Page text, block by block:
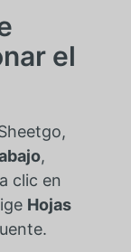
el
,
clic en
Hojas